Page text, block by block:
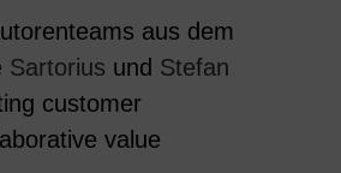
aus dem
Sartorius und Stefan
customer
value